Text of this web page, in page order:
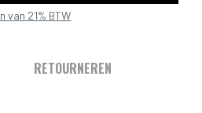
21% BTW
RETOURNEREN